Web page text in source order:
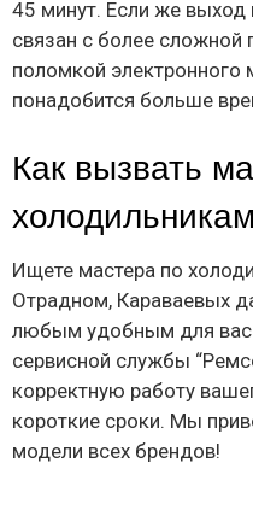
45 минут. Если же выход
связан с более сложной
поломкой электронного
понадобится больше
Как вызвать
Ищете мастера по
Отрадном, Караваевых
любым удобным для вас
сервисной службы
корректную работу
короткие сроки. Мы
модели всех брендов!